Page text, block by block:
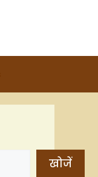
खोजें